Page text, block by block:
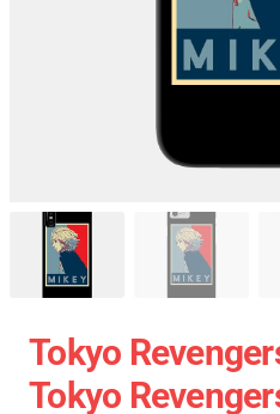
Tokyo
Tokyo